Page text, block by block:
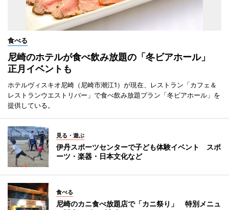
食べる
尼崎のホテルが食べ飲み放題の「冬ビアホール」
正月イベントも
ホテルヴィスキオ尼崎（尼崎市潮江1）が現在、レストラン「カフェ＆
レストランウエストリバー」で食べ飲み放題プラン「冬ビアホール」を
提供している。
見る・遊ぶ
伊丹スポーツセンターで子ども体験イベント スポ
ーツ・楽器・日本文化など
食べる
尼崎のカニ食べ放題店で「カニ祭り」 特別メニュ